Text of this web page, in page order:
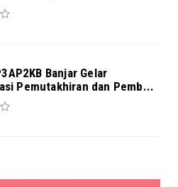
Banjar Gelar
Pemutakhiran dan Pemb...